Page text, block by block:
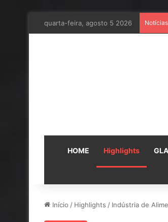
quarta-feira, agosto 5 2026
HOME Highlights
Início / Highlights / Indústria de